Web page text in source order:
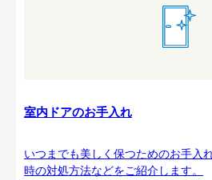
室内ドアのお手入れ
いつまでも美しく保つためのお手入
時の対処方法などをご紹介します。